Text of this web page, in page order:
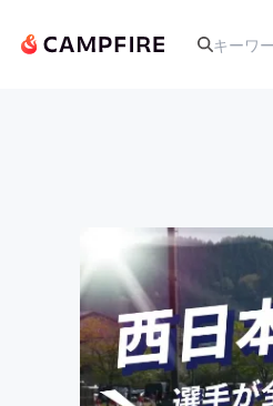
アート
テク
映像・